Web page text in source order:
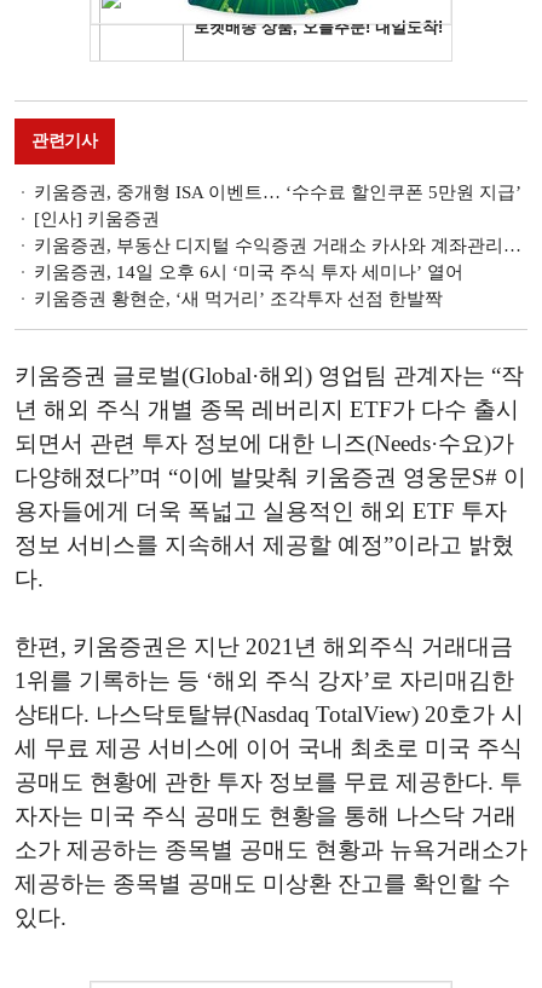
관련기사
키움증권, 중개형 ISA 이벤트… ‘수수료 할인쿠폰 5만원 지급’
[인사] 키움증권
키움증권, 부동산 디지털 수익증권 거래소 카사와 계좌관리기관 업무제휴 계약 맞손
키움증권, 14일 오후 6시 ‘미국 주식 투자 세미나’ 열어
키움증권 황현순, ‘새 먹거리’ 조각투자 선점 한발짝
키움증권 글로벌(Global·해외) 영업팀 관계자는 “작
년 해외 주식 개별 종목 레버리지 ETF가 다수 출시
되면서 관련 투자 정보에 대한 니즈(Needs·수요)가
다양해졌다”며 “이에 발맞춰 키움증권 영웅문S# 이
용자들에게 더욱 폭넓고 실용적인 해외 ETF 투자
정보 서비스를 지속해서 제공할 예정”이라고 밝혔
다.
한편, 키움증권은 지난 2021년 해외주식 거래대금
1위를 기록하는 등 ‘해외 주식 강자’로 자리매김한
상태다. 나스닥토탈뷰(Nasdaq TotalView) 20호가 시
세 무료 제공 서비스에 이어 국내 최초로 미국 주식
공매도 현황에 관한 투자 정보를 무료 제공한다. 투
자자는 미국 주식 공매도 현황을 통해 나스닥 거래
소가 제공하는 종목별 공매도 현황과 뉴욕거래소가
제공하는 종목별 공매도 미상환 잔고를 확인할 수
있다.